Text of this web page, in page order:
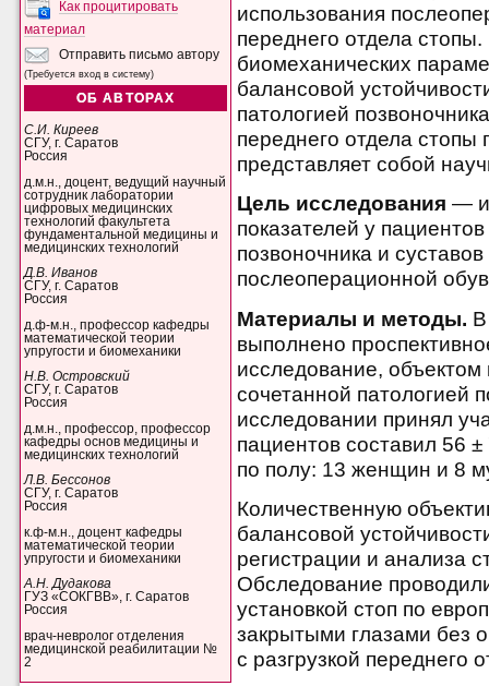
Как процитировать
материал
Отправить письмо автору
(Требуется вход в систему)
ОБ АВТОРАХ
С.И. Киреев
СГУ, г. Саратов
Россия
д.м.н., доцент, ведущий научный
сотрудник лаборатории
цифровых медицинских
технологий факультета
фундаментальной медицины и
медицинских технологий
Д.В. Иванов
СГУ, г. Саратов
Россия
д.ф-м.н., профессор кафедры
математической теории
упругости и биомеханики
Н.В. Островский
СГУ, г. Саратов
Россия
д.м.н., профессор, профессор
кафедры основ медицины и
медицинских технологий
Л.В. Бессонов
СГУ, г. Саратов
Россия
к.ф-м.н., доцент кафедры
математической теории
упругости и биомеханики
А.Н. Дудакова
ГУЗ «СОКГВВ», г. Саратов
Россия
врач-невролог отделения
медицинской реабилитации №
2
использования
переднего отдела
биомеханических
балансовой
патологией
переднего отдела
представляет собой
Цель исследования—
показателей у
позвоночника и
послеоперационной
Материалы и методы.
выполнено
исследование, объектом
сочетанной патологией
исследовании принял
пациентов составил 56
по полу: 13 женщин и 8
Количественную
балансовой
регистрации и анализа
Обследование
установкой стоп по
закрытыми глазами без
с разгрузкой переднего